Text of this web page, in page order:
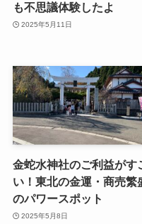
も不思議体験したよ
2025年5月11日
金蛇水神社のご利益がす
い！東北の金運・商売繁
のパワースポット
2025年5月8日